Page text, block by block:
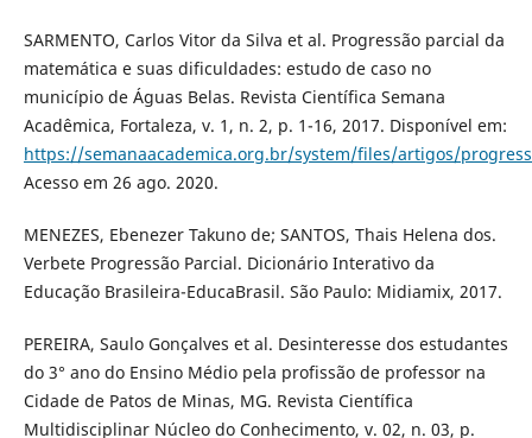
SARMENTO, Carlos Vitor da Silva et al. Progressão parcial da
matemática e suas dificuldades: estudo de caso no
município de Águas Belas. Revista Científica Semana
Acadêmica, Fortaleza, v. 1, n. 2, p. 1-16, 2017. Disponível em:
https://semanaacademica.org.br/system/files/artigos/
Acesso em 26 ago. 2020.
MENEZES, Ebenezer Takuno de; SANTOS, Thais Helena dos.
Verbete Progressão Parcial. Dicionário Interativo da
Educação Brasileira-EducaBrasil. São Paulo: Midiamix, 2017.
PEREIRA, Saulo Gonçalves et al. Desinteresse dos estudantes
do 3° ano do Ensino Médio pela profissão de professor na
Cidade de Patos de Minas, MG. Revista Científica
Multidisciplinar Núcleo do Conhecimento, v. 02, n. 03, p.